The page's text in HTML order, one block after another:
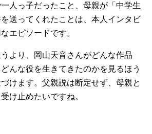
人っ子だったこと、母親が「中学生
送ってくれたことは、本人インタビ
エピソードです。
より、岡山天音さんがどんな作品
んな役を生きてきたのかを見るほう
けます。父親説は断定せず、母親と
け止めたいですね。